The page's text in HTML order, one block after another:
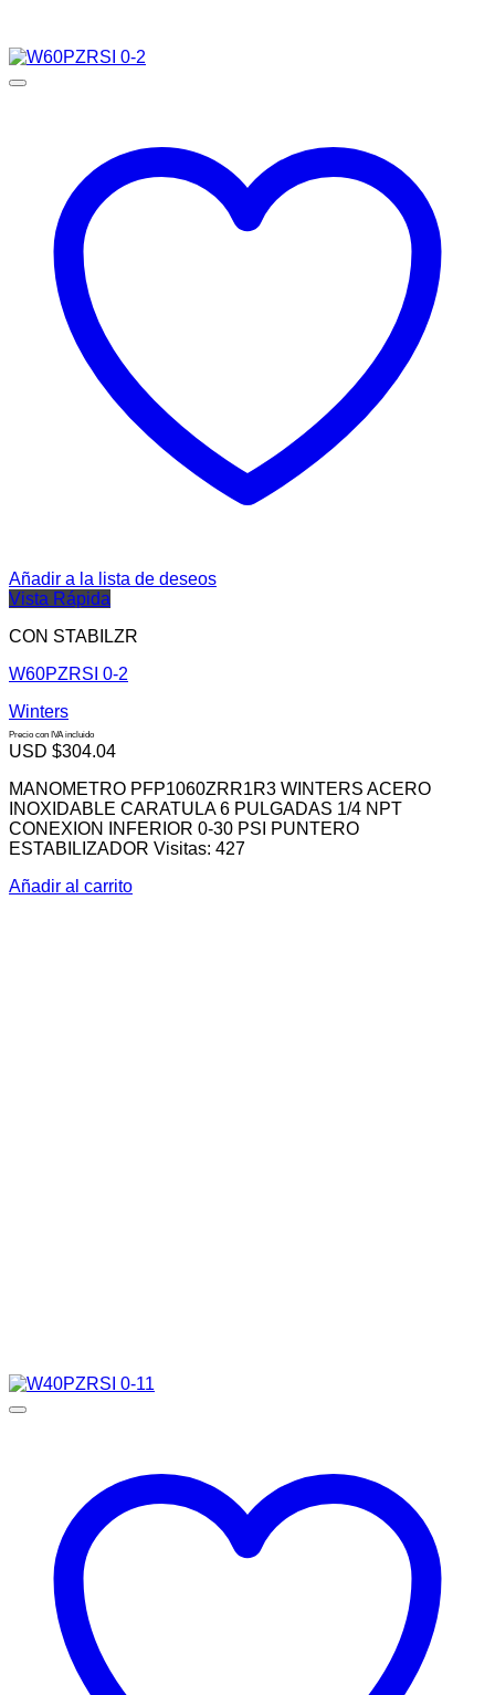
Añadir a la lista de deseos
Vista Rápida
CON STABILZR
W60PZRSI 0-2
Winters
Precio con IVA incluido
USD $304.04
MANOMETRO PFP1060ZRR1R3 WINTERS ACERO
INOXIDABLE CARATULA 6 PULGADAS 1/4 NPT
CONEXION INFERIOR 0-30 PSI PUNTERO
ESTABILIZADOR Visitas: 427
Añadir al carrito